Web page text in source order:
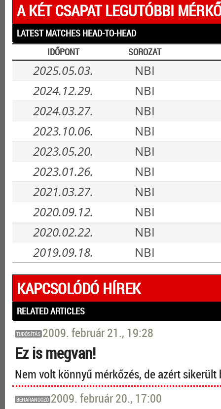
A KÉT CSAPAT LEGUTÓBBI
LATEST MATCHES HEAD-TO-HEAD
IDŐPONT
SOROZAT
2025.05.03.
NBI
2024.12.29.
NBI
2024.03.27.
NBI
2023.10.06.
NBI
2023.05.20.
NBI
2023.01.26.
NBI
2021.03.27.
NBI
2020.09.12.
NBI
2020.02.22.
NBI
2019.09.18.
NBI
KAPCSOLÓDÓ HÍREK
RELATED ARTICLES
TUDÓSÍTÁS 2009. február 21., 19:28
Ez is megvan!
Nem volt könnyű mérkőzés, de azért
BEHARANGOZÓ 2009. február 20., 17:00